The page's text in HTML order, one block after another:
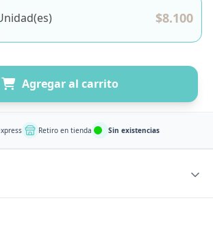
$8.100
Agregar al carrito
Retiro en tienda Sin existencias